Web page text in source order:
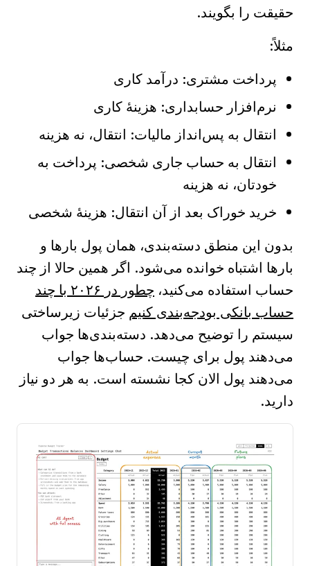
حقیقت را بگویند.
مثلاً:
پرداخت مشتری: درآمد کاری
نرم‌افزار حسابداری: هزینهٔ کاری
انتقال به پس‌انداز مالیات: انتقال، نه هزینه
انتقال به حساب جاری شخصی: پرداخت به
خودتان، نه هزینه
خرید خوراک بعد از آن انتقال: هزینهٔ شخصی
بدون این منطق دسته‌بندی، همان پول بارها و
بارها اشتباه خوانده می‌شود. اگر همین حالا از چند
حساب استفاده می‌کنید،
چطور در ۲۰۲۶ با چند
حساب بانکی بودجه‌بندی کنیم جزئیات زیرساختی
سیستم را توضیح می‌دهد. دسته‌بندی‌ها جواب
می‌دهند پول برای چیست. حساب‌ها جواب
می‌دهند پول الان کجا نشسته است. به هر دو نیاز
دارید.